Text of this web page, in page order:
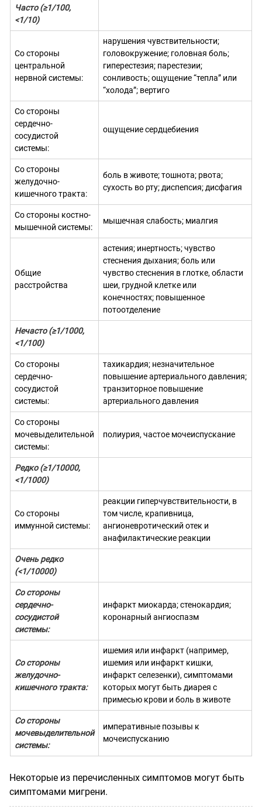
Часто (≥1/100,
<1/10)
Со стороны
центральной
нервной системы:
нарушения чувствительности;
головокружение; головная боль;
гиперестезия; парестезии;
сонливость; ощущение “тепла” или
“холода”; вертиго
Со стороны
сердечно-
сосудистой
системы:
ощущение сердцебиения
Со стороны
желудочно-
кишечного тракта:
боль в животе; тошнота; рвота;
сухость во рту; диспепсия; дисфагия
Со стороны костно-
мышечной системы:
мышечная слабость; миалгия
Общие
расстройства
астения; инертность; чувство
стеснения дыхания; боль или
чувство стеснения в глотке, области
шеи, грудной клетке или
конечностях; повышенное
потоотделение
Нечасто (≥1/1000,
<1/100)
Со стороны
сердечно-
сосудистой
системы:
тахикардия; незначительное
повышение артериального давления;
транзиторное повышение
артериального давления
Со стороны
мочевыделительной
системы:
полиурия, частое мочеиспускание
Редко (≥1/10000,
<1/1000)
Со стороны
иммунной системы:
реакции гиперчувствительности, в
том числе, крапивница,
ангионевротический отек и
анафилактические реакции
Очень редко
(<1/10000)
Со стороны
сердечно-
сосудистой
системы:
инфаркт миокарда; стенокардия;
коронарный ангиоспазм
Со стороны
желудочно-
кишечного тракта:
ишемия или инфаркт (например,
ишемия или инфаркт кишки,
инфаркт селезенки), симптомами
которых могут быть диарея с
примесью крови и боль в животе
Со стороны
мочевыделительной
системы:
императивные позывы к
мочеиспусканию
Некоторые из перечисленных симптомов могут быть
симптомами мигрени.